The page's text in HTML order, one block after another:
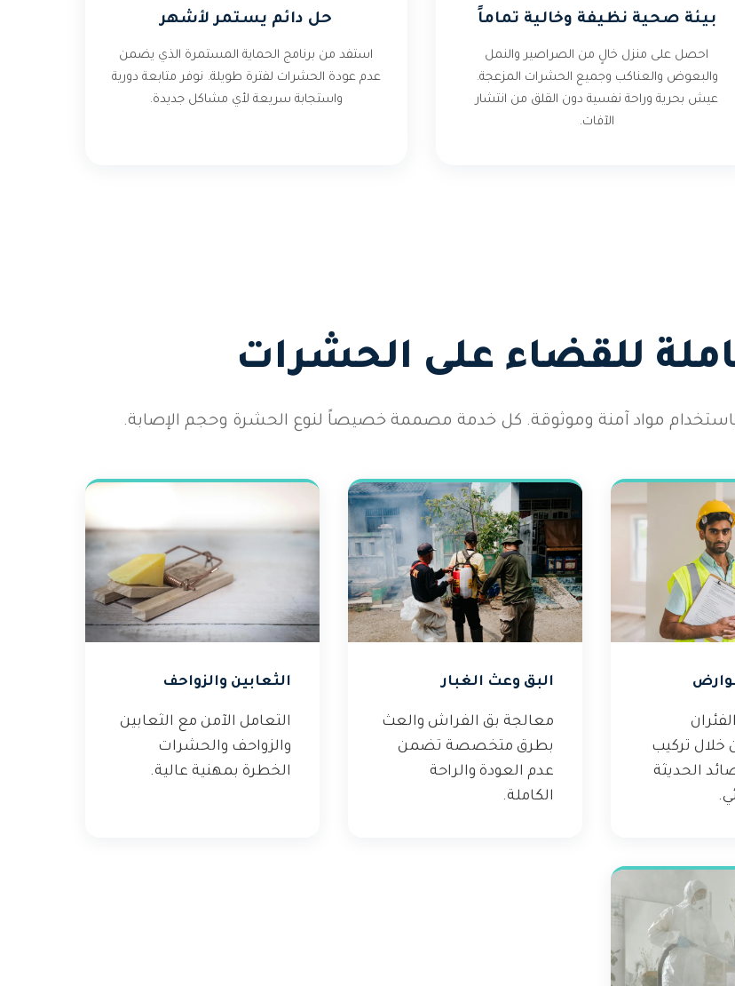
بيئة صحية نظيفة وخالية تماماً
احصل على منزل خالٍ من الصراصير والنمل
والبعوض والعناكب وجميع الحشرات المزعجة.
عيش بحرية وراحة نفسية دون القلق من انتشار
الآفات.
حل دائم يستمر لأشهر
استفد من برنامج الحماية المستمرة الذي يضمن
عدم عودة الحشرات لفترة طويلة. نوفر متابعة دورية
واستجابة سريعة لأي مشاكل جديدة.
للقضاء على الحشرات
مواد آمنة وموثوقة. كل خدمة مصممة خصيصاً لنوع الحشرة وحجم الإصابة.
خلال تركيب
الحديثة
البق وعث الغبار
معالجة بق الفراش والعث
بطرق متخصصة تضمن
عدم العودة والراحة
الكاملة.
الثعابين والزواحف
التعامل الآمن مع الثعابين
والزواحف والحشرات
الخطرة بمهنية عالية.